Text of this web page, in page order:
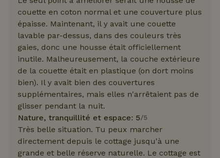
couette en coton normal et une couverture plus
épaisse. Maintenant, il y avait une couette
lavable par-dessus, dans des couleurs très
gaies, donc une housse était officiellement
inutile. Malheureusement, la couche extérieure
de la couette était en plastique (on dort moins
bien). Il y avait bien des couvertures
supplémentaires, mais elles n'arrêtaient pas de
glisser pendant la nuit.
Nature, tranquillité et espace: 5/5
Très belle situation. Tu peux marcher
directement depuis le cottage jusqu'à une
grande et belle réserve naturelle. Le cottage est